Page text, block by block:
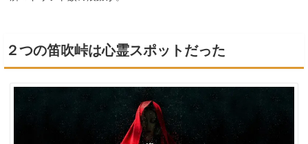
２つの笛吹峠は心霊スポットだった